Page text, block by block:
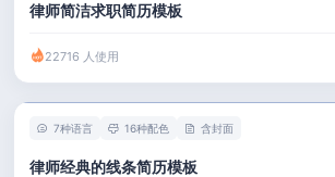
律师简洁求职简历模板
22716 人使用
7种语言 16种配色 含封面
律师经典的线条简历模板